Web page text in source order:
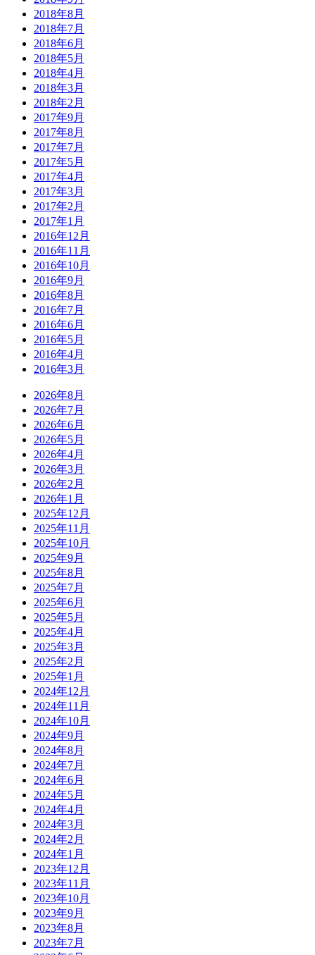
2018年8月
2018年7月
2018年6月
2018年5月
2018年4月
2018年3月
2018年2月
2017年9月
2017年8月
2017年7月
2017年5月
2017年4月
2017年3月
2017年2月
2017年1月
2016年12月
2016年11月
2016年10月
2016年9月
2016年8月
2016年7月
2016年6月
2016年5月
2016年4月
2016年3月
2026年8月
2026年7月
2026年6月
2026年5月
2026年4月
2026年3月
2026年2月
2026年1月
2025年12月
2025年11月
2025年10月
2025年9月
2025年8月
2025年7月
2025年6月
2025年5月
2025年4月
2025年3月
2025年2月
2025年1月
2024年12月
2024年11月
2024年10月
2024年9月
2024年8月
2024年7月
2024年6月
2024年5月
2024年4月
2024年3月
2024年2月
2024年1月
2023年12月
2023年11月
2023年10月
2023年9月
2023年8月
2023年7月